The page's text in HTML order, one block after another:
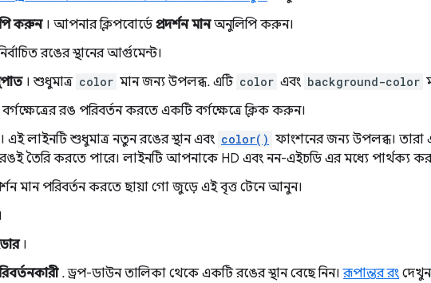
করুন। আপনার ক্লিপবোর্ডেপ্রদর্শন মানঅনুলিপি করুন।
রঙের স্থানের আর্গুমেন্ট।
। শুধুমাত্র color মান জন্য উপলব্ধ. এটি color এবং background-color
রঙ পরিবর্তন করতে একটি বর্গক্ষেত্রে ক্লিক করুন।
এই লাইনটি শুধুমাত্র নতুন রঙের স্থান এবং color() ফাংশনের জন্য উপলব্ধ। তারা
তৈরি করতে পারে। লাইনটি আপনাকে HD এবং নন-এইচডি এর মধ্যে পার্থক্য
মান পরিবর্তন করতে ছায়া গো জুড়ে এই বৃত্ত টেনে আনুন।
।
. ড্রপ-ডাউন তালিকা থেকে একটি রঙের স্থান বেছে নিন।রূপান্তর রং